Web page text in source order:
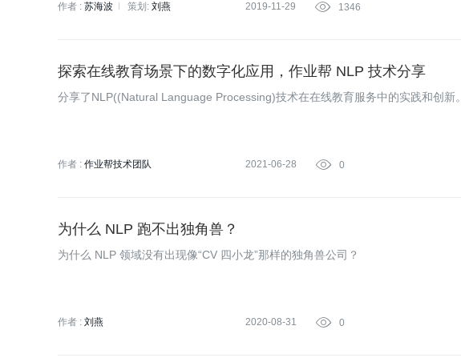
作者 : 苏海波 策划: 刘燕 2019-11-29  1346
探索在线教育场景下的数字化应用，作业帮 NLP 技术分享
分享了NLP((Natural Language Processing)技术在在线教育服务中的实践和创新。
作者 : 作业帮技术团队 2021-06-28  0
为什么 NLP 跑不出独角兽？
为什么 NLP 领域没有出现像“CV 四小龙”那样的独角兽公司？
作者 : 刘燕 2020-08-31  0